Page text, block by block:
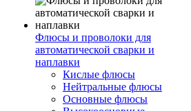
Флюсы и проволоки для
автоматической сварки и
наплавки
Кислые флюсы
Нейтральные флюсы
Основные флюсы